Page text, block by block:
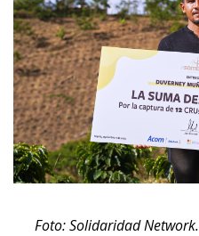
Foto: Solidaridad Network.